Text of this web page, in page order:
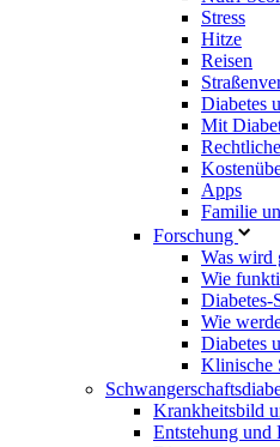
Stress
Hitze
Reisen
Diabetes
Mit
Apps
Familie
Forschung
Was wird
Wie
Diabetes-
Wie
Diabetes
Klinische
Krankheitsbild
Entstehung und